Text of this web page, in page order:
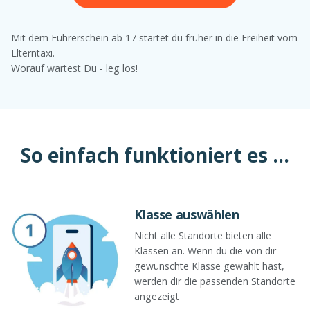
Mit dem Führerschein ab 17 startet du früher in die Freiheit vom
Elterntaxi.
Worauf wartest Du - leg los!
So einfach funktioniert es ...
Klasse auswählen
Nicht alle Standorte bieten alle
Klassen an. Wenn du die von dir
gewünschte Klasse gewählt hast,
werden dir die passenden Standorte
angezeigt